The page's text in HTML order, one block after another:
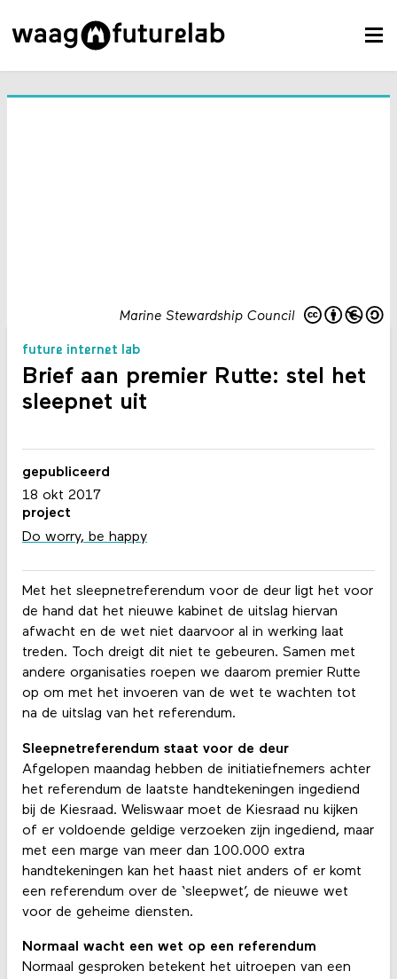
Marine Stewardship Council
future internet lab
Brief aan premier Rutte: stel het
sleepnet uit
Met het sleepnetreferendum voor de deur ligt het voor
de hand dat het nieuwe kabinet de uitslag hiervan
afwacht en de wet niet daarvoor al in werking laat
treden. Toch dreigt dit niet te gebeuren. Samen met
andere organisaties roepen we daarom premier Rutte
op om met het invoeren van de wet te wachten tot
na de uitslag van het referendum.
Sleepnetreferendum staat voor de deur
Afgelopen maandag hebben de initiatiefnemers achter
het referendum de laatste handtekeningen ingediend
bij de Kiesraad. Weliswaar moet de Kiesraad nu kijken
of er voldoende geldige verzoeken zijn ingediend, maar
met een marge van meer dan 100.000 extra
handtekeningen kan het haast niet anders of er komt
een referendum over de ‘sleepwet’, de nieuwe wet
voor de geheime diensten.
Normaal wacht een wet op een referendum
Normaal gesproken betekent het uitroepen van een
gepubliceerd
18 okt 2017
project
Do worry, be happy